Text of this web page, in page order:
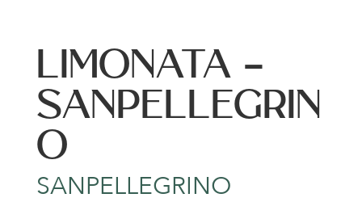
LIMONATA –
SANPELLEGRIN
O
SANPELLEGRINO